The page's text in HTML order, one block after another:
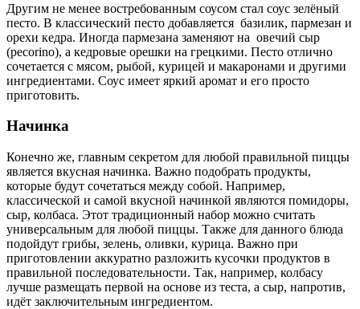
Другим не менее востребованным соусом стал соус зелёный
песто. В классический песто добавляется базилик, пармезан и
орехи кедра. Иногда пармезана заменяют на овечий сыр
(pecorino), а кедровые орешки на грецкими. Песто отлично
сочетается с мясом, рыбой, курицей и макаронами и другими
ингредиентами. Соус имеет яркий аромат и его просто
приготовить.
Начинка
Конечно же, главным секретом для любой правильной пиццы
является вкусная начинка. Важно подобрать продукты,
которые будут сочетаться между собой. Например,
классической и самой вкусной начинкой являются помидоры,
сыр, колбаса. Этот традиционный набор можно считать
универсальным для любой пиццы. Также для данного блюда
подойдут грибы, зелень, оливки, курица. Важно при
приготовлении аккуратно разложить кусочки продуктов в
правильной последовательности. Так, например, колбасу
лучше размещать первой на основе из теста, а сыр, напротив,
идёт заключительным ингредиентом.